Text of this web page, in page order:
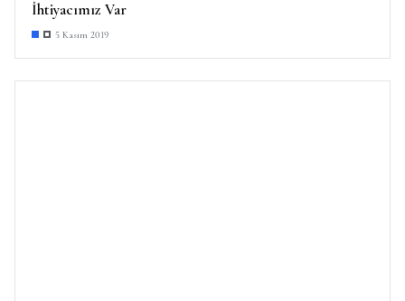
İhtiyacımız Var
5 Kasım 2019